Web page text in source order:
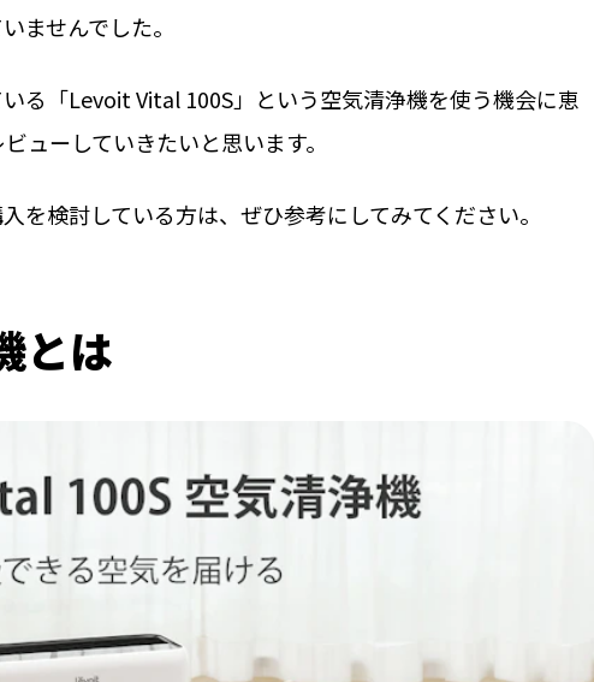
ませんでした。
る「Levoit Vital 100S」という空気清浄機を使う機会に恵
ューしていきたいと思います。
を検討している方は、ぜひ参考にしてみてください。
とは